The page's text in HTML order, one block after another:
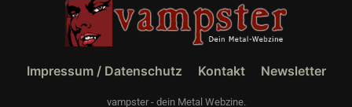
Impressum / Datenschutz Kontakt Newsletter
vampster - dein Metal Webzine.